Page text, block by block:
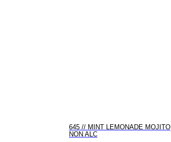
645 // MINT LEMONADE MOJITO
NON ALC